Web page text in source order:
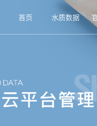
首页 水质数据